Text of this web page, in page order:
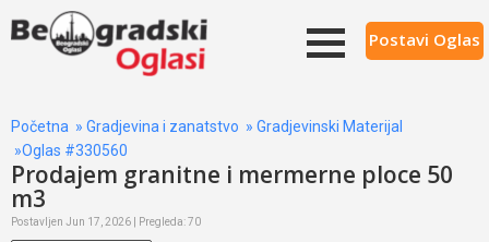
Postavi Oglas
Početna » Gradjevina i zanatstvo » Gradjevinski Materijal
»Oglas #330560
Prodajem granitne i mermerne ploce 50
m3
Postavljen Jun 17, 2026 | Pregleda: 70